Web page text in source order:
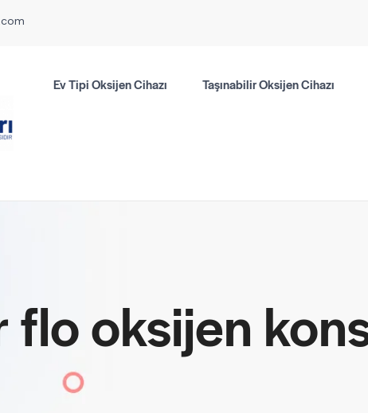
Ev Tipi Oksijen Cihazı Taşınabilir Oksijen Cihazı
flo oksijen